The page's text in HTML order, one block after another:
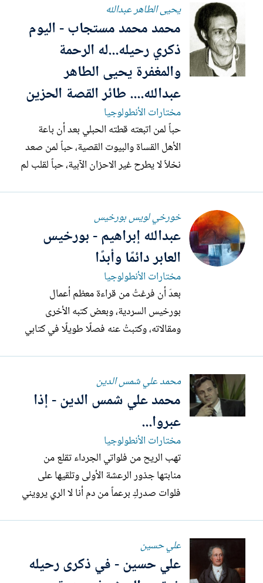
الاجنبية والثانوية العامة والقضايا التافهة
المفتعلة ونقود لا تأتي في أوانها وبرامج
الطهي والثرثرة غير...
يحيى الطاهر عبدالله
محمد محمد مستجاب - اليوم
ذكري رحيله...له الرحمة
والمغفرة يحيى الطاهر
عبدالله.... طائر القصة الحزين
مختارات الأنطولوجيا
حباً لمن اتبعته قطته الحبلي بعد أن باعة
الأهل القساة والبيوت القصية، حباً لمن صعد
نخلاً لا يطرح غير الاحزان الآبية، حباً لقلب لم
حباً لمن استيقظ يوماً فوجد من تحمل كفن
طفلها البردان فوق رأسه التعبان، حباً لمن
لمّ...
خورخي لويس بورخيس
عبدالله إبراهيم - بورخيس
العابر دائمًا وأبدًا
مختارات الأنطولوجيا
بعدَ أن فرغتُ من قراءة معظم أعمال
بورخيس السردية، وبعض كتبه الأخرى
ومقالاته، وكتبتُ عنه فصلًا طويلًا في كتابي
عكفتُ على قراءة سيرته الذاتية. وهي ليست
سيرةً مستوفيةً لشروط نوعها، بل (هوامش
سيرة) صدرت بالعربية في عام ٢٠٢٠...
محمد علي شمس الدين
محمد علي شمس الدين - إذا
عبروا...
مختارات الأنطولوجيا
تهب الريح من فلواتي الجرداء تقلع من
منابتها جذور الرعشة الأولى وتلقيها على
فلوات صدركِ برعماً من دم أنا لا الري يرويني
نيل من الكبريت والأوحال بكفي هذه
علي حسين
علي حسين - في ذكرى رحيله